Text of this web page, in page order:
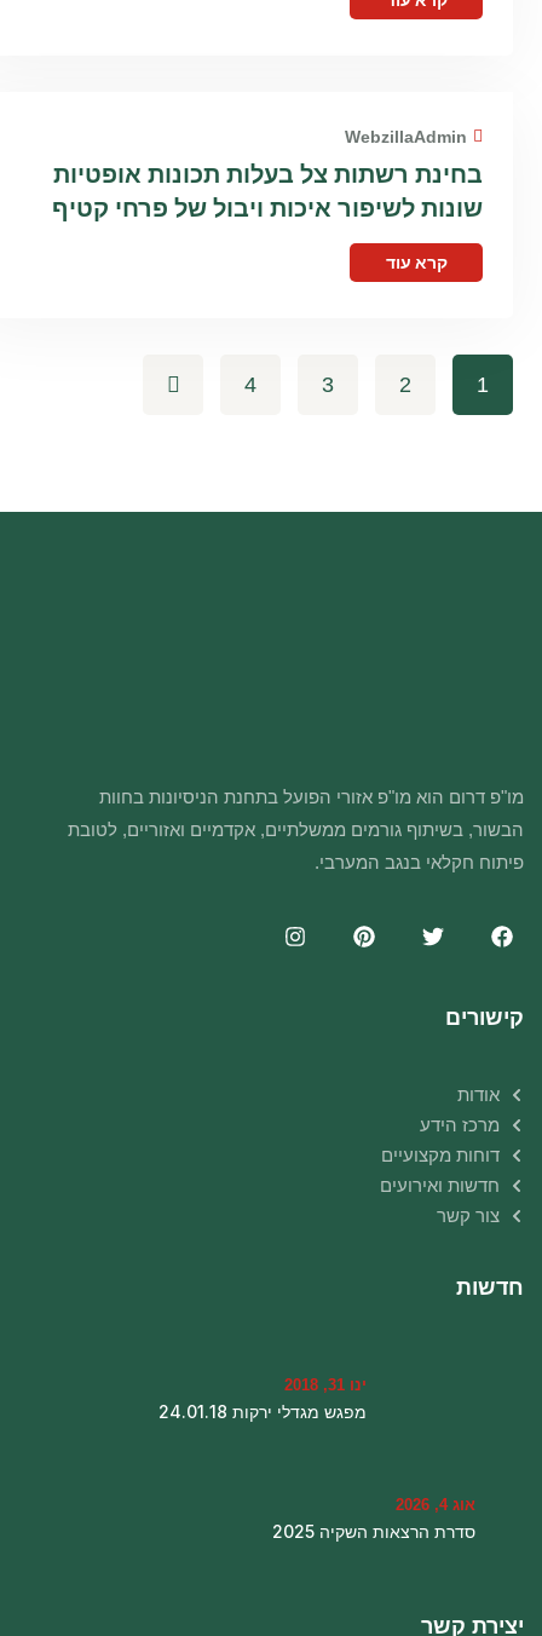
WebzillaAdmin
בחינת רשתות צל בעלות תכונות אופטיות
שונות לשיפור איכות ויבול של פרחי קטיף
קרא עוד
1
2
3
4
מו"פ דרום הוא מו"פ אזורי הפועל בתחנת הניסיונות בחוות
הבשור, בשיתוף גורמים ממשלתיים, אקדמיים ואזוריים, לטובת
פיתוח חקלאי בנגב המערבי.
קישורים
אודות
מרכז הידע
דוחות מקצועיים
חדשות ואירועים
צור קשר
חדשות
ינו 31, 2018
מפגש מגדלי ירקות 24.01.18
אוג 4, 2026
סדרת הרצאות השקיה 2025
יצירת קשר